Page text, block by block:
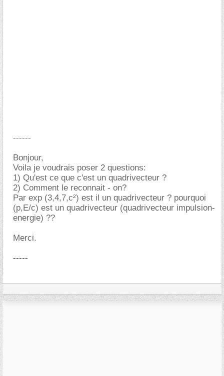
------
Bonjour,
Voila je voudrais poser 2 questions:
1) Qu'est ce que c'est un quadrivecteur ?
2) Comment le reconnait - on?
Par exp (3,4,7,c²) est il un quadrivecteur ? pourquoi
(p,E/c) est un quadrivecteur (quadrivecteur impulsion-
energie) ??
Merci.
-----